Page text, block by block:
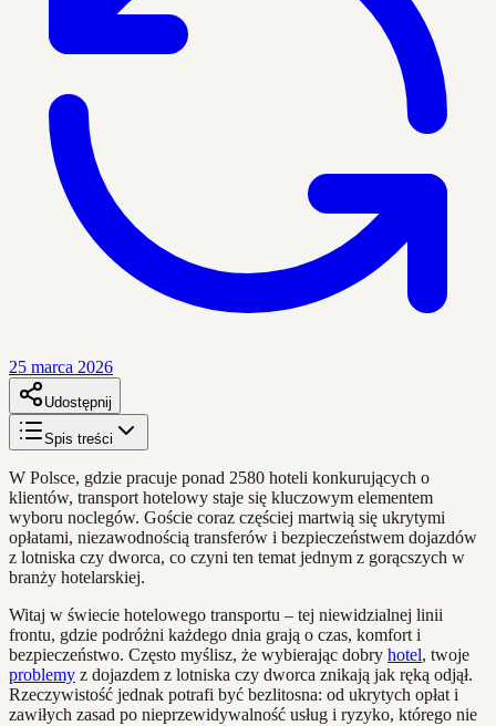
25 marca 2026
Udostępnij
Spis treści
W Polsce, gdzie pracuje ponad 2580 hoteli konkurujących o
klientów, transport hotelowy staje się kluczowym elementem
wyboru noclegów. Goście coraz częściej martwią się ukrytymi
opłatami, niezawodnością transferów i bezpieczeństwem dojazdów
z lotniska czy dworca, co czyni ten temat jednym z gorącszych w
branży hotelarskiej.
Witaj w świecie hotelowego transportu – tej niewidzialnej linii
frontu, gdzie podróżni każdego dnia grają o czas, komfort i
bezpieczeństwo. Często myślisz, że wybierając dobry hotel, twoje
problemy z dojazdem z lotniska czy dworca znikają jak ręką odjął.
Rzeczywistość jednak potrafi być bezlitosna: od ukrytych opłat i
zawiłych zasad po nieprzewidywalność usług i ryzyko, którego nie